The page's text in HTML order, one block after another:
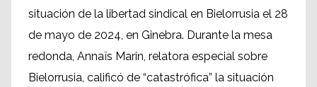
situación de la libertad sindical en Bielorrusia el 28
de mayo de 2024, en Ginebra. Durante la mesa
redonda, Annaïs Marin, relatora especial sobre
Bielorrusia, calificó de “catastrófica” la situación